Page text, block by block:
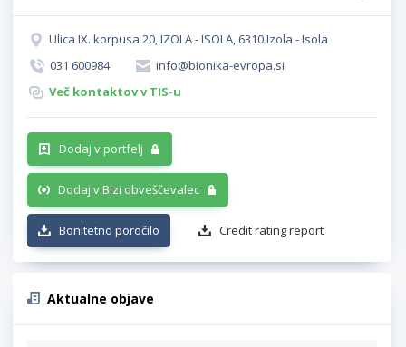
Ulica IX. korpusa 20, IZOLA - ISOLA, 6310 Izola - Isola
031 600984
info@bionika-evropa.si
Več kontaktov v TIS-u
Dodaj v portfelj
Dodaj v Bizi obveščevalec
Bonitetno poročilo Credit rating report
Aktualne objave